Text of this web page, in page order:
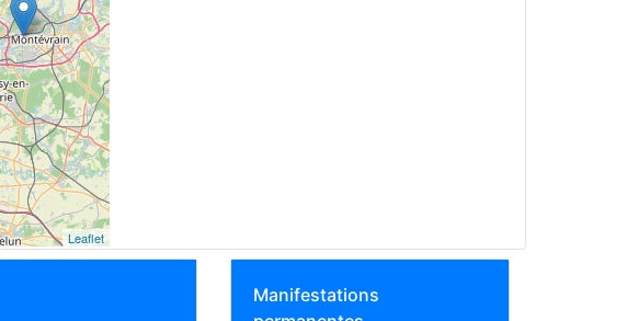
Leaflet
Manifestations